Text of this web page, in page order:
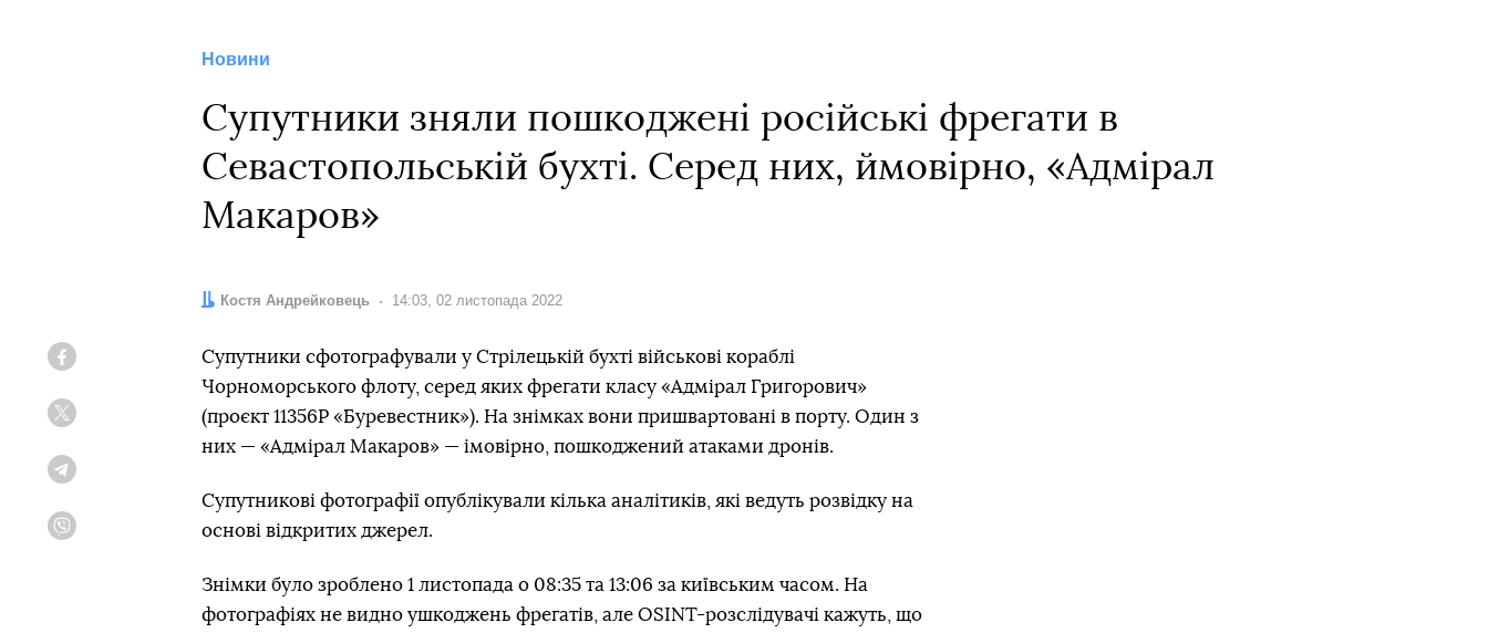
Новини
Супутники зняли пошкоджені російські фрегати в
Севастопольській бухті. Серед них, ймовірно, «Адмірал
Макаров»
Автор:
Костя Андрейковець Дата:
14:03, 02 листопада 2022
Супутники сфотографували у Стрілецькій бухті військові кораблі
Чорноморського флоту, серед яких фрегати класу «Адмірал Григорович»
(проєкт 11356Р «Буревестник»). На знімках вони пришвартовані в порту. Один з
них — «Адмірал Макаров» — імовірно, пошкоджений атаками дронів.
Супутникові фотографії опублікували кілька аналітиків, які ведуть розвідку на
основі відкритих джерел.
Знімки було зроблено 1 листопада о 08:35 та 13:06 за київським часом. На
фотографіях не видно ушкоджень фрегатів, але OSINT-розслідувачі кажуть, що